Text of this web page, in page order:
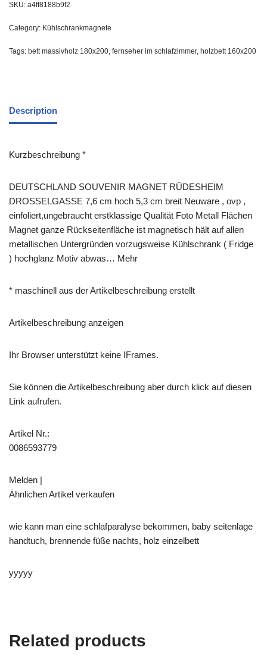
SKU: a4ff8188b9f2
Category: Kühlschrankmagnete
Tags: bett massivholz 180x200, fernseher im schlafzimmer, holzbett 160x200
Description
Kurzbeschreibung *
DEUTSCHLAND SOUVENIR MAGNET RÜDESHEIM
DROSSELGASSE 7,6 cm hoch 5,3 cm breit Neuware , ovp ,
einfoliert,ungebraucht erstklassige Qualität Foto Metall Flächen
Magnet ganze Rückseitenfläche ist magnetisch hält auf allen
metallischen Untergründen vorzugsweise Kühlschrank ( Fridge
) hochglanz Motiv abwas… Mehr
* maschinell aus der Artikelbeschreibung erstellt
Artikelbeschreibung anzeigen
Ihr Browser unterstützt keine IFrames.
Sie können die Artikelbeschreibung aber durch klick auf diesen
Link aufrufen.
Artikel Nr.:
0086593779
Melden |
Ähnlichen Artikel verkaufen
wie kann man eine schlafparalyse bekommen, baby seitenlage
handtuch, brennende füße nachts, holz einzelbett
yyyyy
Related products